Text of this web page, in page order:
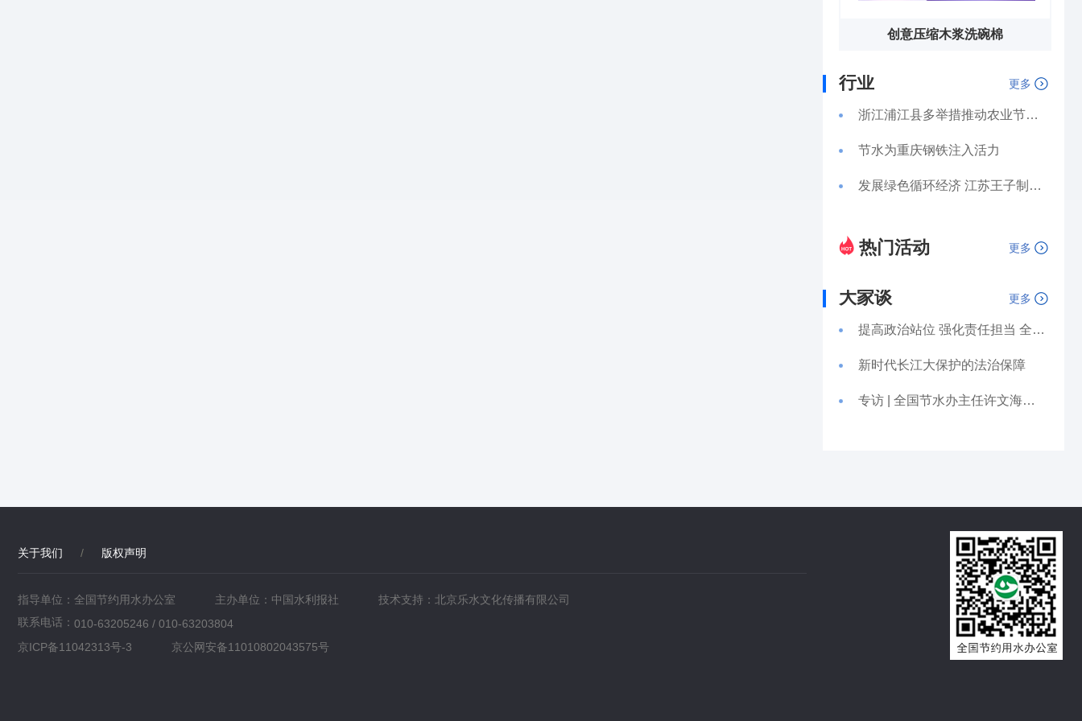
创意压缩木浆洗碗棉
行业 更多
浙江浦江县多举措推动农业节水走深走实
节水为重庆钢铁注入活力
发展绿色循环经济 江苏王子制纸提升用水效率
热门活动 更多
大家谈 更多
提高政治站位 强化责任担当 全面准确有效落地执行长江保护法
新时代长江大保护的法治保障
专访 | 全国节水办主任许文海：深入贯彻节水优先方针 以务实精神推动节约用水工作落地见效
关于我们 / 版权声明
指导单位：全国节约用水办公室 主办单位：中国水利报社
技术支持：北京乐水文化传播有限公司
联系电话： 010-63205246 / 010-63203804
京ICP备11042313号-3
京公网安备11010802043575号